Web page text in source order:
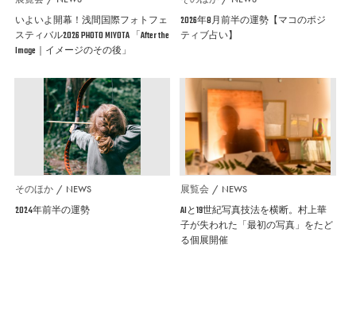
いよいよ開幕！浅間国際フォトフェ
スティバル2026 PHOTO MIYOTA 「After the
Image｜イメージのその後」
2026年8月前半の運勢【マコのポジ
ティブ占い】
そのほか NEWS
2024年前半の運勢
展覧会 NEWS
AIと19世紀写真技法を横断。村上華
子が失われた「最初の写真」をたど
る個展開催